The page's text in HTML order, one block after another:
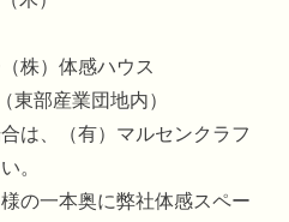
株）体感ハウス
東部産業団地内）
は、（有）マルセンクラフ
。
の一本奥に弊社体感スペー